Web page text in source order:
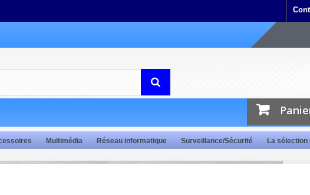
Multimédia Réseau informatique Surveillance/Sécurité La sélection